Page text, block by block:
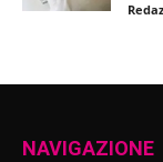
NAVIGAZIONE